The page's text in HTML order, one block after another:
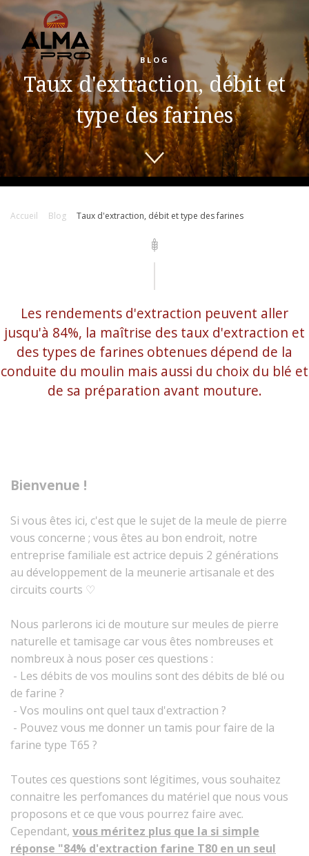
BLOG
Taux d'extraction, débit et
type des farines
Accueil Blog Taux d'extraction, débit et type des farines
Les rendements d'extraction peuvent aller
jusqu'à 84%, la maîtrise des taux d'extraction et
des types de farines obtenues dépend de la
conduite du moulin mais aussi du choix du blé et
de sa préparation avant mouture.
Bienvenue !
Si vous êtes ici, c'est que le sujet de la meule de pierre
vous concerne ; vous êtes au bon endroit, notre
entreprise familiale est actrice depuis 2 générations
au développement de la meunerie artisanale et des
circuits courts ♡
Nous parlerons ici de mouture sur meules de pierre
naturelle et tamisage car vous êtes nombreuses et
nombreux à nous poser ces questions :
- Les débits de vos moulins sont des débits de blé ou
de farine ?
- Vos moulins ont quel taux d'extraction ?
- Pouvez vous me donner un tamis pour faire de la
farine type T65 ?
Toutes ces questions sont légitimes, vous souhaitez
connaitre les perfomances du matériel que nous vous
proposons et ce que vous pourrez faire avec.
Cependant, vous méritez plus que la si simple
réponse "84% d'extraction farine T80 en un seul